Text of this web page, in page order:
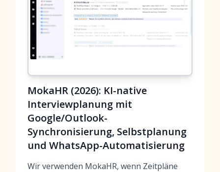
MokaHR (2026): KI-native
Interviewplanung mit
Google/Outlook-
Synchronisierung, Selbstplanung
und WhatsApp-Automatisierung
Wir verwenden MokaHR, wenn Zeitpläne